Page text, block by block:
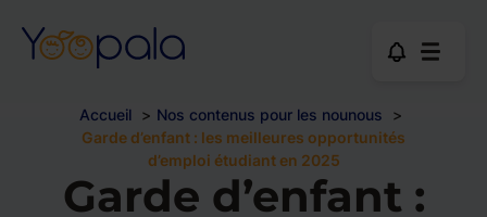
Accueil
Nos contenus pour les nounous
Garde d’enfant : les meilleures opportunités
d’emploi étudiant en 2025
Garde d’enfant :